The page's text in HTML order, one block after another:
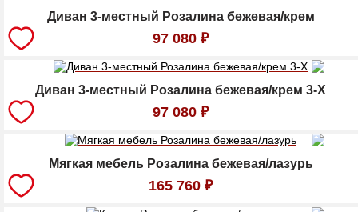
Диван 3-местный Розалина бежевая/крем
97 080 ₽
Диван 3-местный Розалина бежевая/крем 3-Х
97 080 ₽
Мягкая мебель Розалина бежевая/лазурь
165 760 ₽